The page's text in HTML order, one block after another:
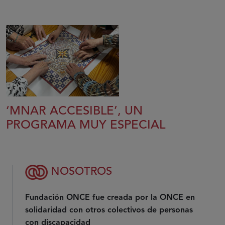
‘MNAR ACCESIBLE’, UN
PROGRAMA MUY ESPECIAL
NOSOTROS
Fundación ONCE fue creada por la ONCE en
solidaridad con otros colectivos de personas
con discapacidad